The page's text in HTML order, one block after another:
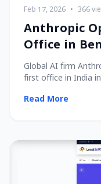
Feb 17, 2026 • 366
Anthropic
Office in
Hiring
Global AI firm
first office in India
Read More